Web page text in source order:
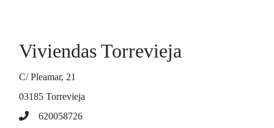
Viviendas Torrevieja
C/ Pleamar, 21
03185 Torrevieja
620058726